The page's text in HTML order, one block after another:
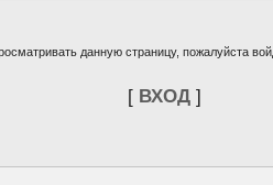
данную страницу, пожалуйста
[ ВХОД ]